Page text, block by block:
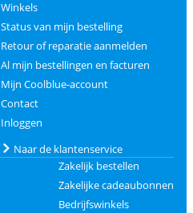
Winkels
Status van mijn bestelling
Retour of reparatie aanmelden
Al mijn bestellingen en facturen
Mijn Coolblue-account
Contact
Inloggen
Naar de klantenservice
Zakelijk bestellen
Zakelijke cadeaubonnen
Bedrijfswinkels